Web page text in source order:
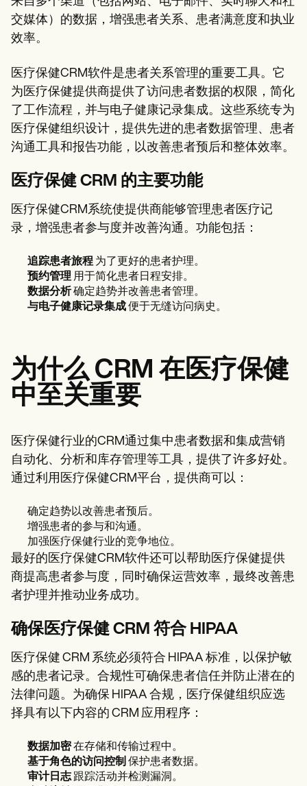
ICD 代码
Procedure Codes
超级账单模板
治疗计划模板
Informed Consent Form
Social Work Treatment Plans
DAR Note Template
Patient Visit Summary Template
Help Center
Demos
Webinars
Switch to Carepatron
Become a Partner
Pricing
Why Carepatron?
Get started
交媒体）的数据，增强患者关系、患者满意度和执业
效率。
医疗保健CRM软件是患者关系管理的重要工具。它
为医疗保健提供商提供了访问患者数据的权限，简化
了工作流程，并与电子健康记录集成。这些系统专为
医疗保健组织设计，提供先进的患者数据管理、患者
沟通工具和报告功能，以改善患者预后和整体效率。
医疗保健 CRM 的主要功能
医疗保健CRM系统使提供商能够管理患者医疗记
录，增强患者参与度并改善沟通。功能包括：
追踪患者旅程 为了更好的患者护理。
预约管理 用于简化患者日程安排。
数据分析确定趋势并改善患者管理。
与电子健康记录集成便于无缝访问病史。
为什么 CRM 在医疗保健
中至关重要
医疗保健行业的CRM通过集中患者数据和集成营销
自动化、分析和库存管理等工具，提供了许多好处。
通过利用医疗保健CRM平台，提供商可以：
确定趋势以改善患者预后。
增强患者的参与和沟通。
加强医疗保健行业的竞争地位。
最好的医疗保健CRM软件还可以帮助医疗保健提供
商提高患者参与度，同时确保运营效率，最终改善患
者护理并推动业务成功。
确保医疗保健 CRM 符合 HIPAA
医疗保健 CRM 系统必须符合 HIPAA 标准，以保护敏
感的患者记录。合规性可确保患者信任并防止潜在的
法律问题。为确保 HIPAA 合规，医疗保健组织应选
择具有以下内容的 CRM 应用程序：
数据加密在存储和传输过程中。
基于角色的访问控制 保护患者数据。
审计日志跟踪活动并检测漏洞。